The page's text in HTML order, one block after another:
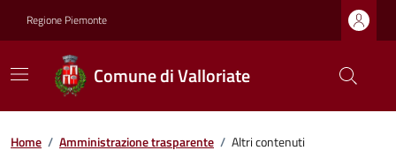
Regione Piemonte
Comune di Valloriate
Home / Amministrazione trasparente / Altri contenuti